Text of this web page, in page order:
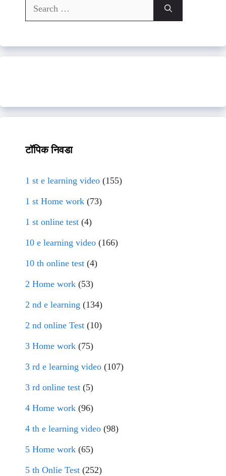
Search
for:
टॉपिक निवडा
1 st e learning video (155)
1 st Home work (73)
1 st online test (4)
10 e learning video (166)
10 th online test (4)
2 Home work (53)
2 nd e learning (134)
2 nd online Test (10)
3 Home work (75)
3 rd e learning video (107)
3 rd online test (5)
4 Home work (96)
4 th e learning video (98)
5 Home work (65)
5 th Onlie Test (252)